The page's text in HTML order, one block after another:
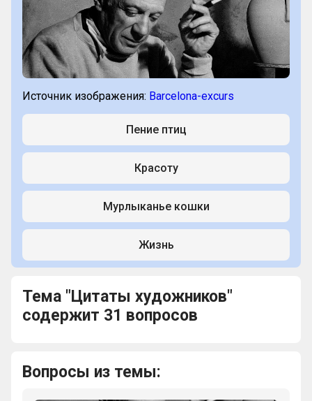
Тема "Цитаты художников"
содержит 31 вопросов
Источник изображения: Barcelona-excurs
Пение птиц
Красоту
Мурлыканье кошки
Жизнь
Вопросы из темы: